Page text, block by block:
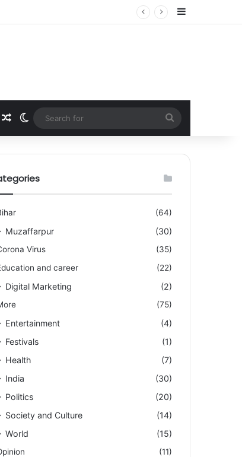
कांस्य
Random Article
Switch skin
for
(64)
Muzaffarpur (30)
Virus
(35)
and career
(22)
Digital Marketing (2)
(75)
Entertainment
(4)
Festivals
(1)
Health
(7)
India
(30)
Politics
(20)
Society and Culture
(14)
World
(15)
(11)